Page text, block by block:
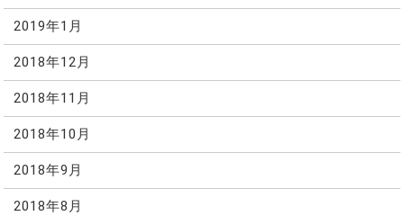
2019年1月
2018年12月
2018年11月
2018年10月
2018年9月
2018年8月